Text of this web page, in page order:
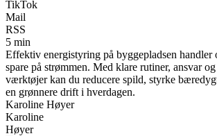
TikTok
Mail
RSS
5 min
Effektiv energistyring på byggepladsen handler
spare på strømmen. Med klare rutiner, ansvar
værktøjer kan du reducere spild, styrke
en grønnere drift i hverdagen.
Karoline Høyer
Karoline
Høyer